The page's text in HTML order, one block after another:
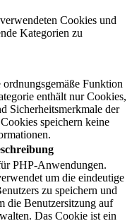
Cookies und
Kategorien zu
Funktion
enthält nur Cookies,
Sicherheitsmerkmale der
speichern keine
PHP-Anwendungen.
um die eindeutige
zu speichern und
die Benutzersitzung auf
Das Cookie ist ein